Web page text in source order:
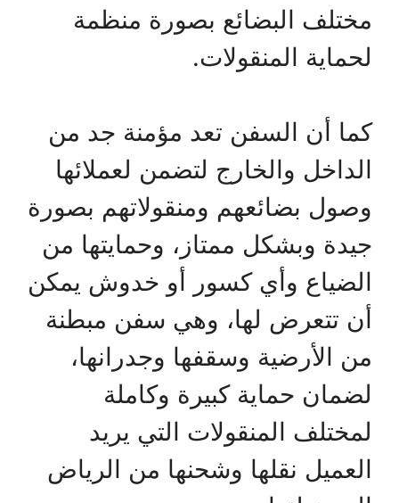
مختلف البضائع بصورة منظمة
لحماية المنقولات.
كما أن السفن تعد مؤمنة جد من
الداخل والخارج لتضمن لعملائها
وصول بضائعهم ومنقولاتهم بصورة
جيدة وبشكل ممتاز، وحمايتها من
الضياع وأي كسور أو خدوش يمكن
أن تتعرض لها، وهي سفن مبطنة
من الأرضية وسقفها وجدرانها،
لضمان حماية كبيرة وكاملة
لمختلف المنقولات التي يريد
العميل نقلها وشحنها من الرياض